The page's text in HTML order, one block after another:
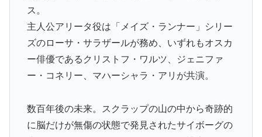
ス。
主人公アリータ役は「メイズ・ランナー」シリー
ズのローサ・サラザールが務め、いずれもオスカ
ー俳優であるクリストフ・ワルツ、ジェニファ
ー・コネリー、マハーシャラ・アリが共演。
数百年後の未来。スクラップの山の中から奇跡的
に脳だけが無傷の状態で発見されたサイボーグの